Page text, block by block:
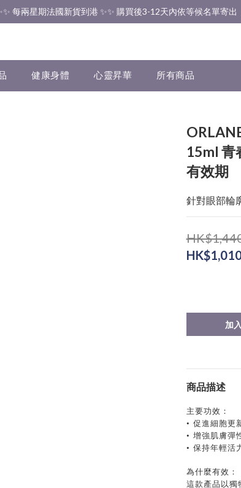
✨✨ 香港免運費 ✨✨
每兩星期法國新貨到港 ✨✨ 購買後3-12天內依等候名單寄出
健康身體 心靈昇華 所有商品
15ml 青
有效期
針對眼部輪
加
商品描述
主要功效：
• 促進細胞更
• 增強肌膚彈
• 保持年輕活
為什麼有效：
這款產品以